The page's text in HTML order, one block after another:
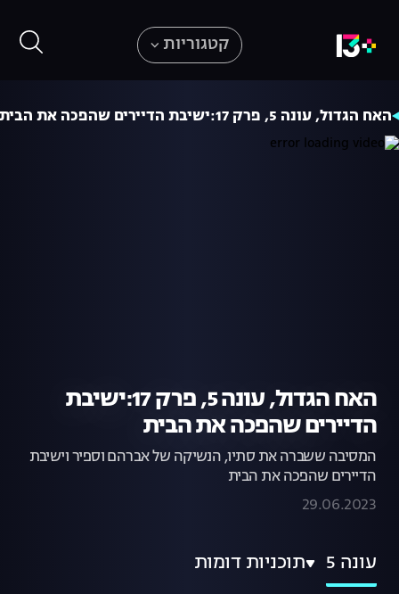
קטגוריות
האח הגדול, עונה 5, פרק 17:ישיבת הדיירים שהפכה את הבית
האח הגדול, עונה 5, פרק 17:ישיבת
הדיירים שהפכה את הבית
המסיבה ששברה את סתיו, הנשיקה של אברהם וספיר וישיבת
הדיירים שהפכה את הבית
29.06.2023
עונה 5 תוכניות דומות